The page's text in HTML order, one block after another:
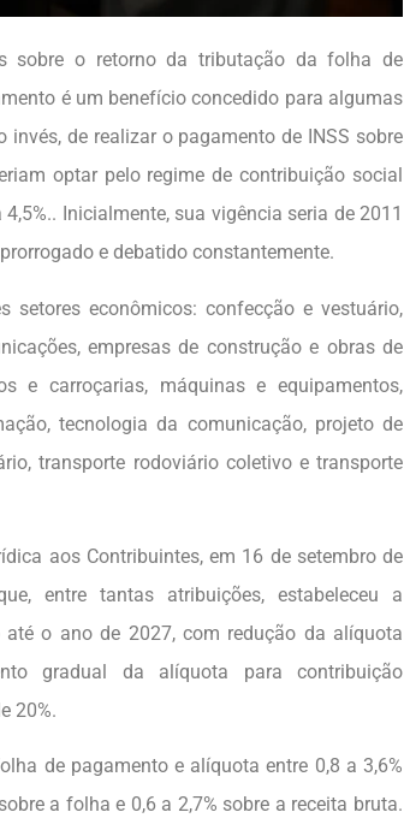
sobre o retorno da tributação da folha de
é um benefício concedido para algumas
invés, de realizar o pagamento de INSS sobre
optar pelo regime de contribuição social
Inicialmente, sua vigência seria de 2011
e debatido constantemente.
econômicos: confecção e vestuário,
empresas de construção e obras de
e carroçarias, máquinas e equipamentos,
tecnologia da comunicação, projeto de
transporte rodoviário coletivo e transporte
aos Contribuintes, em 16 de setembro de
entre tantas atribuições, estabeleceu a
o ano de 2027, com redução da alíquota
gradual da alíquota para contribuição
20%.
de pagamento e alíquota entre 0,8 a 3,6%
a folha e 0,6 a 2,7% sobre a receita bruta.